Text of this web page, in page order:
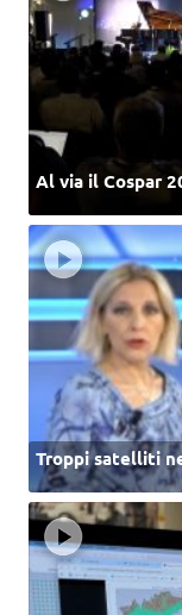
Al via il Cospar
Troppi satelliti